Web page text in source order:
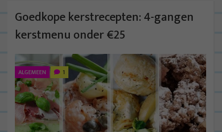
Goedkope kerstrecepten: 4-gangen
kerstmenu onder €25
ALGEMEEN 1